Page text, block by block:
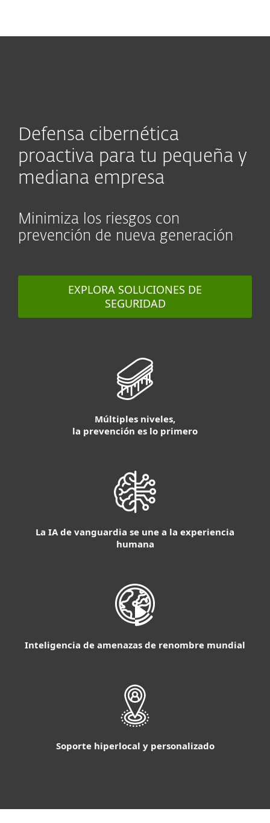
Defensa cibernética
proactiva para tu pequeña y
mediana empresa
Minimiza los riesgos con
prevención de nueva generación
EXPLORA SOLUCIONES DE
SEGURIDAD
Múltiples niveles,
la prevención es lo primero
La IA de vanguardia se une a la experiencia
humana
Inteligencia de amenazas de renombre mundial
Soporte hiperlocal y personalizado